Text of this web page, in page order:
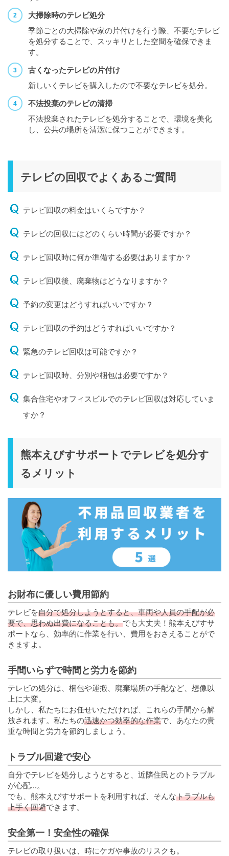
大掃除時のテレビ処分
季節ごとの大掃除や家の片付けを行う際、不要なテレビ
を処分することで、スッキリとした空間を確保できま
す。
古くなったテレビの片付け
新しいくテレビを購入したので不要なテレビを処分。
不法投棄のテレビの清掃
不法投棄されたテレビを処分することで、環境を美化
し、公共の場所を清潔に保つことができます。
テレビの回収でよくあるご質問
テレビ回収の料金はいくらですか？
テレビの回収にはどのくらい時間が必要ですか？
テレビ回収時に何か準備する必要はありますか？
テレビ回収後、廃棄物はどうなりますか？
予約の変更はどうすればいいですか？
テレビ回収の予約はどうすればいいですか？
緊急のテレビ回収は可能ですか？
テレビ回収時、分別や梱包は必要ですか？
集合住宅やオフィスビルでのテレビ回収は対応していま
すか？
熊本えびすサポートでテレビを処分す
るメリット
お財布に優しい費用節約
テレビを自分で処分しようとすると、車両や人員の手配が必
要で、思わぬ出費になることも。でも大丈夫！熊本えびすサ
ポートなら、効率的に作業を行い、費用をおさえることがで
きますよ。
手間いらずで時間と労力を節約
テレビの処分は、梱包や運搬、廃棄場所の手配など、想像以
上に大変。
しかし、私たちにお任せいただければ、これらの手間から解
放されます。私たちの迅速かつ効率的な作業で、あなたの貴
重な時間と労力を節約しましょう。
トラブル回避で安心
自分でテレビを処分しようとすると、近隣住民とのトラブル
が心配...。
でも、熊本えびすサポートを利用すれば、そんなトラブルも
上手く回避できます。
安全第一！安全性の確保
テレビの取り扱いは、時にケガや事故のリスクも。